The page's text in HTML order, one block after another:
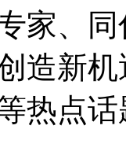
家、
造新
热点